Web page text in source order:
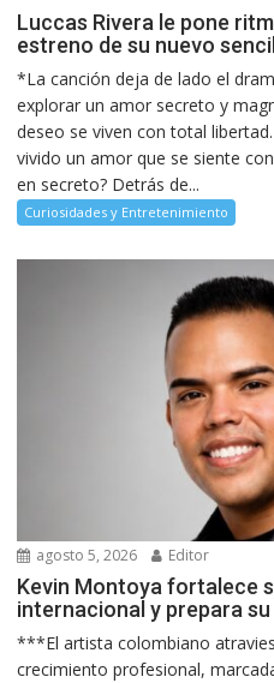
Luccas Rivera le pone
estreno de su nuevo
*La canción deja de lado el
explorar un amor secreto y
deseo se viven con total
vivido un amor que se siente
en secreto? Detrás de...
Curiosidades y Entretenimiento
agosto 5, 2026 Editor
Kevin Montoya fortalece
internacional y prepara
***El artista colombiano
crecimiento profesional,